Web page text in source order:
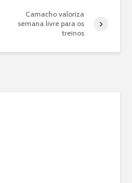
Camacho valoriza
semana livre para os
treinos